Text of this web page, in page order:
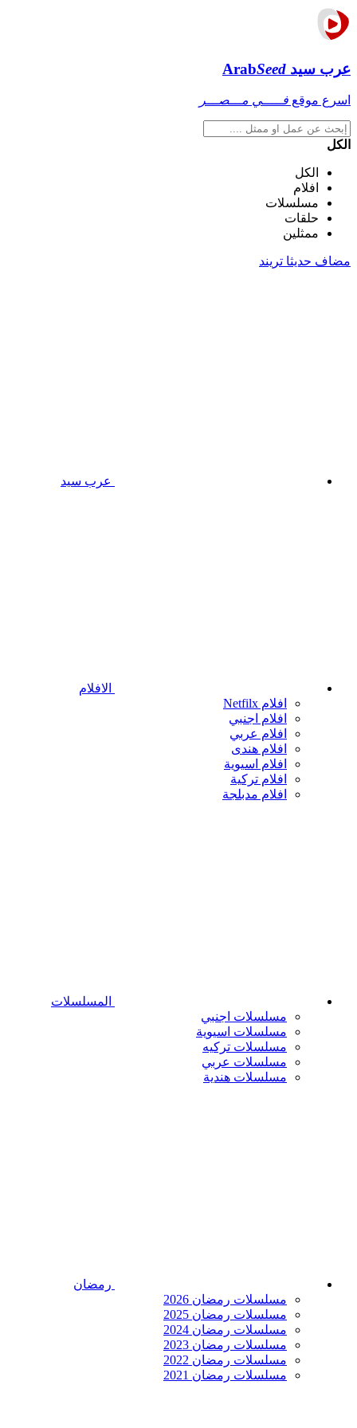
عرب سيد ArabSeed
اسرع موقع فـــــي مـــصـــر
الكل
الكل
افلام
مسلسلات
حلقات
ممثلين
مضاف حديثا تريند
عرب سيد
الافلام
افلام Netfilx
افلام اجنبي
افلام عربي
افلام هندى
افلام اسيوية
افلام تركية
افلام مدبلجة
المسلسلات
مسلسلات اجنبي
مسلسلات اسيوية
مسلسلات تركيه
مسلسلات عربي
مسلسلات هندية
رمضان
مسلسلات رمضان 2026
مسلسلات رمضان 2025
مسلسلات رمضان 2024
مسلسلات رمضان 2023
مسلسلات رمضان 2022
مسلسلات رمضان 2021